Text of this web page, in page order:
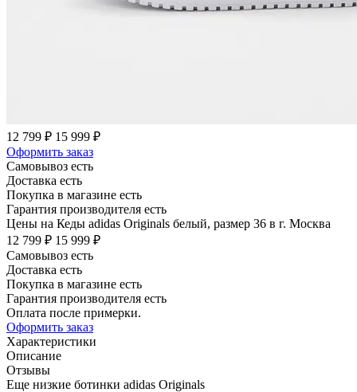
12 799 ₽ 15 999 ₽
Оформить заказ
Самовывоз есть
Доставка есть
Покупка в магазине есть
Гарантия производителя есть
Цены на Кеды adidas Originals белый, размер 36 в г. Москва
12 799 ₽ 15 999 ₽
Самовывоз есть
Доставка есть
Покупка в магазине есть
Гарантия производителя есть
Оплата после примерки.
Оформить заказ
Характеристики
Описание
Отзывы
Еще низкие ботинки adidas Originals